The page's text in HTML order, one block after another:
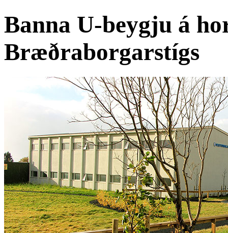
Banna U-beygju á
Bræðraborgarstígs